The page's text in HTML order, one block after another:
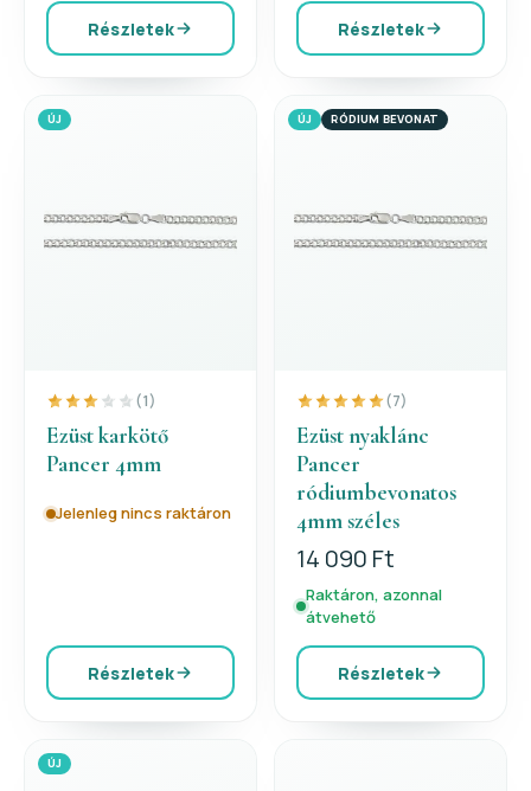
Részletek Részletek
ÚJ
(1)
Ezüst karkötő
Pancer 4mm
Jelenleg nincs raktáron
Részletek
ÚJ RÓDIUM BEVONAT
(7)
Ezüst nyaklánc
Pancer
ródiumbevonatos
4mm széles
14 090 Ft
Raktáron, azonnal
átvehető
Részletek
ÚJ